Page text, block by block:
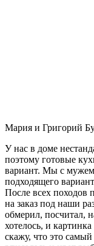
Мария и Григорий
У нас в доме
поэтому готовые
вариант. Мы с
подходящего
После всех походов
на заказ под наши
обмерил, посчитал,
хотелось, и
скажу, что это